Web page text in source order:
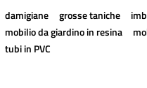
damigiane grosse taniche
mobilio da giardino in resina
tubi in PVC